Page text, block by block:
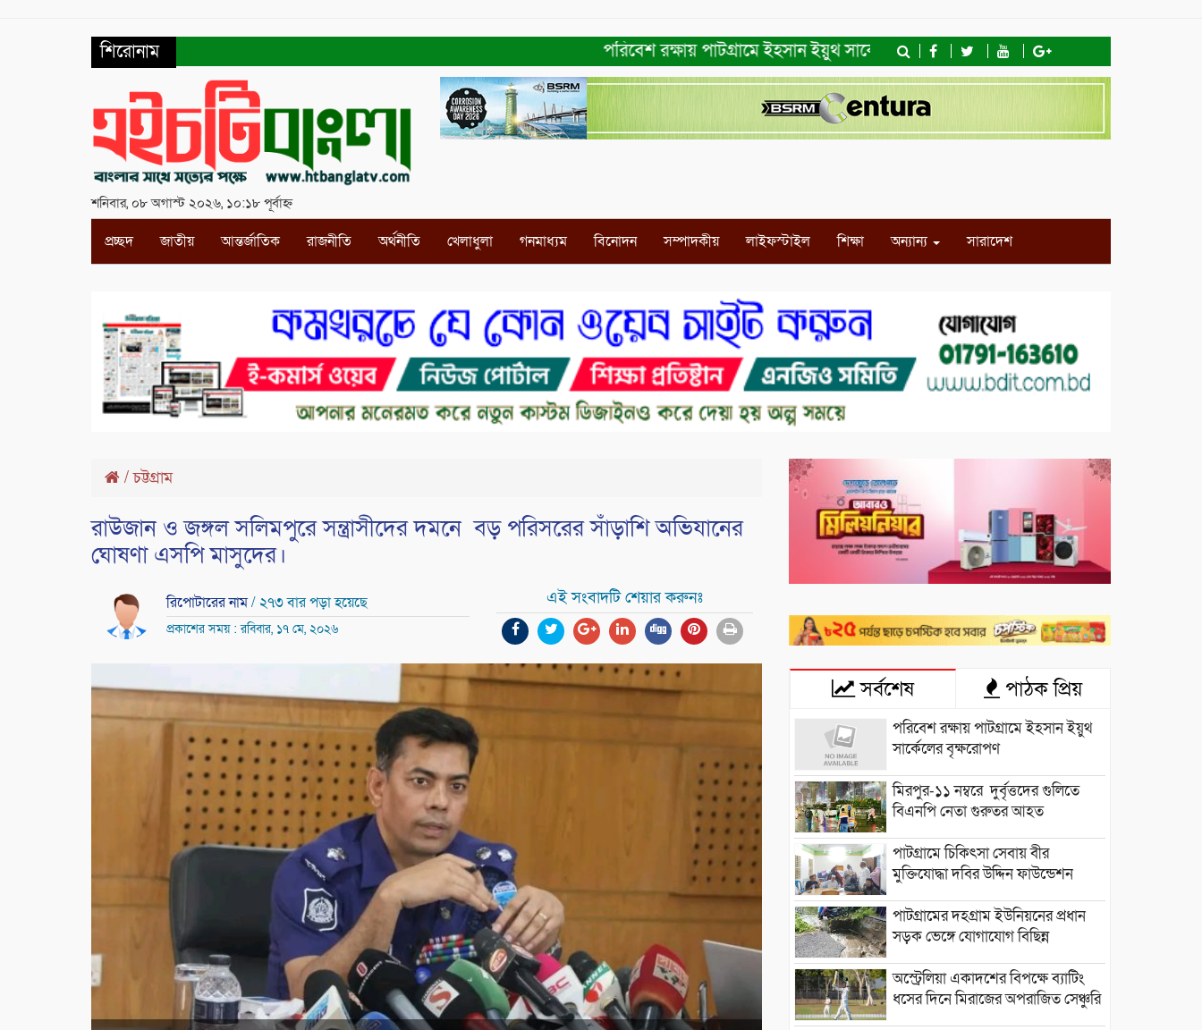
শিরোনাম পরিবেশ রক্ষায় পাটগ্রামে ইহসান ইয়ুথ সার্কেলের বৃক্ষরোপণ মিরপুর-১১ নম্বরে দুর্বৃত্তদের
শনিবার, ০৮ অগাস্ট ২০২৬, ১০:১৮ পূর্বাহ্ন
প্রচ্ছদ জাতীয় আন্তর্জাতিক রাজনীতি অর্থনীতি খেলাধুলা গনমাধ্যম বিনোদন সম্পাদকীয় লাইফস্টাইল শিক্ষা অন্যান্য সারাদেশ
/চট্টগ্রাম
রাউজান ও জঙ্গল সলিমপুরে সন্ত্রাসীদের দমনে বড় পরিসরের সাঁড়াশি অভিযানের
ঘোষণা এসপি মাসুদের।
রিপোটারের নাম/ ২৭৩ বার পড়া হয়েছে
প্রকাশের সময় : রবিবার, ১৭ মে, ২০২৬
এই সংবাদটি শেয়ার করুনঃ
সর্বশেষ পাঠক প্রিয়
পরিবেশ রক্ষায় পাটগ্রামে ইহসান ইয়ুথ
সার্কেলের বৃক্ষরোপণ
মিরপুর-১১ নম্বরে দুর্বৃত্তদের গুলিতে
বিএনপি নেতা গুরুতর আহত
পাটগ্রামে চিকিৎসা সেবায় বীর
মুক্তিযোদ্ধা দবির উদ্দিন ফাউন্ডেশন
পাটগ্রামের দহগ্রাম ইউনিয়নের প্রধান
সড়ক ভেঙ্গে যোগাযোগ বিছিন্ন
অস্ট্রেলিয়া একাদশের বিপক্ষে ব্যাটিং
ধসের দিনে মিরাজের অপরাজিত সেঞ্চুরি